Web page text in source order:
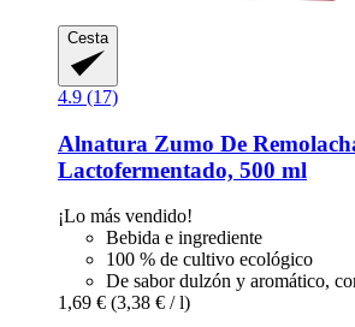
Cesta
4.9 (17)
Alnatura Zumo De
Lactofermentado, 500 ml
¡Lo más vendido!
Bebida e ingrediente
100 % de cultivo ecológico
De sabor dulzón y aromático,
1,69 € (3,38 € / l)